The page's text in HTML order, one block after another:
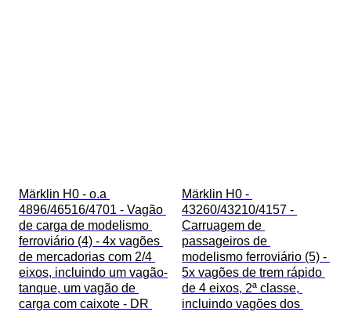
Märklin H0 - o.a
4896/46516/4701 - Vagão
de carga de modelismo
ferroviário (4) - 4x vagões
de mercadorias com 2/4
eixos, incluindo um vagão-
tanque, um vagão de
carga com caixote - DR
Märklin H0 -
43260/43210/4157 -
Carruagem de
passageiros de
modelismo ferroviário (5) -
5x vagões de trem rápido
de 4 eixos, 2ª classe,
incluindo vagões dos